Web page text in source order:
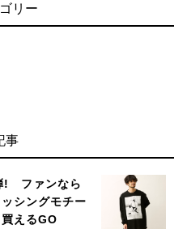
両者だからこそ実現したロン
ら周知の通りという魚の取
チのイラストをフロントに
なって見える場合がございま
リー
事
! ファンなら
シングモチー
えるGO